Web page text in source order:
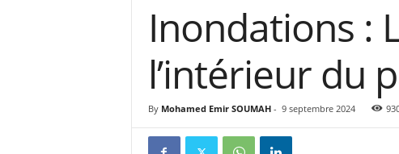
n
v
e
Inondations :
l’intérieur du
By Mohamed Emir SOUMAH- 9 septembre 2024